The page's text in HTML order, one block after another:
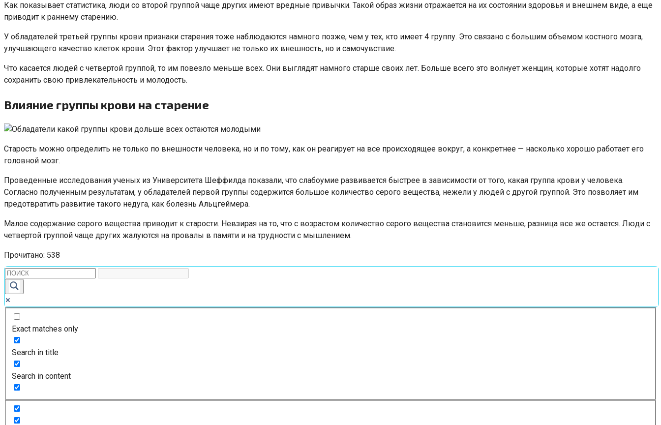
Как показывает статистика, люди со второй группой чаще других имеют вредные привычки. Такой образ жизни отражается на их состоянии здоровья и внешнем виде, а еще
приводит к раннему старению.
У обладателей третьей группы крови признаки старения тоже наблюдаются намного позже, чем у тех, кто имеет 4 группу. Это связано с большим объемом костного мозга,
улучшающего качество клеток крови. Этот фактор улучшает не только их внешность, но и самочувствие.
Что касается людей с четвертой группой, то им повезло меньше всех. Они выглядят намного старше своих лет. Больше всего это волнует женщин, которые хотят надолго
сохранить свою привлекательность и молодость.
Влияние группы крови на старение
Старость можно определить не только по внешности человека, но и по тому, как он реагирует на все происходящее вокруг, а конкретнее — насколько хорошо работает его
головной мозг.
Проведенные исследования ученых из Университета Шеффилда показали, что слабоумие развивается быстрее в зависимости от того, какая группа крови у человека.
Согласно полученным результатам, у обладателей первой группы содержится большое количество серого вещества, нежели у людей с другой группой. Это позволяет им
предотвратить развитие такого недуга, как болезнь Альцгеймера.
Малое содержание серого вещества приводит к старости. Невзирая на то, что с возрастом количество серого вещества становится меньше, разница все же остается. Люди с
четвертой группой чаще других жалуются на провалы в памяти и на трудности с мышлением.
Прочитано: 538
Exact matches only
Search in title
Search in content